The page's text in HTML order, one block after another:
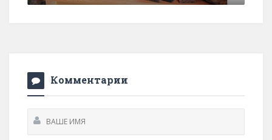
Комментарии